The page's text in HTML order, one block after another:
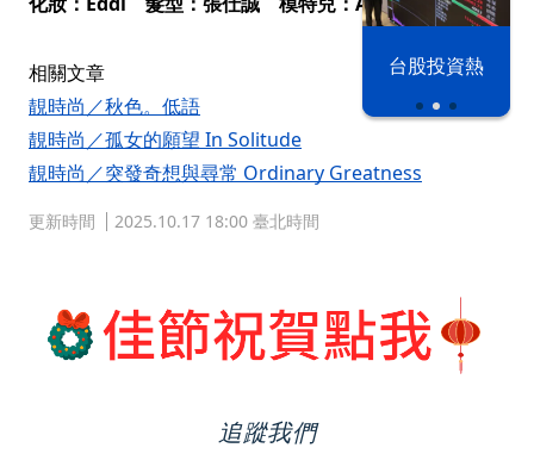
台股投資熱
相關文章
靚時尚／秋色。低語
靚時尚／孤女的願望 In Solitude
靚時尚／突發奇想與尋常 Ordinary Greatness
更新時間 2025.10.17 18:00 臺北時間
追蹤我們